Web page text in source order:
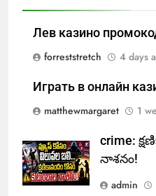
Лев казино
forreststretch
4 days
Играть в онлайн
matthewmargaret
1
crime:
నాశనం!
admin